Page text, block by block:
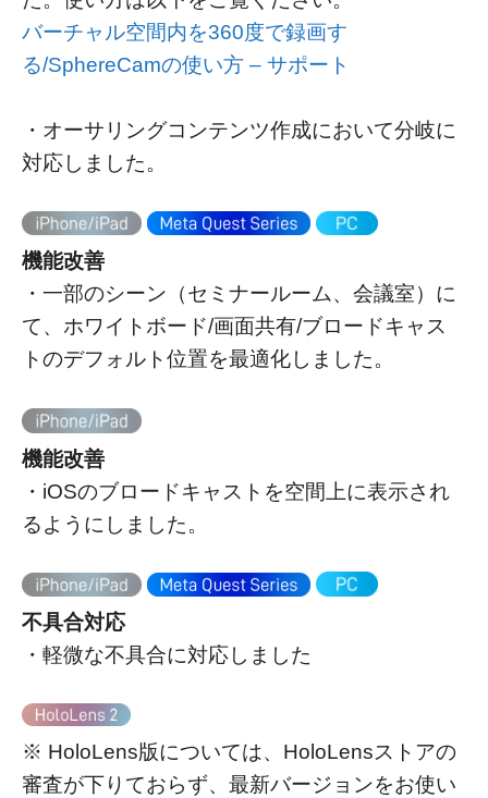
バーチャル空間内を360度で録画す
る/SphereCamの使い方 – サポート
・オーサリングコンテンツ作成において分岐に
対応しました。
機能改善
・一部のシーン（セミナールーム、会議室）に
て、ホワイトボード/画面共有/ブロードキャス
トのデフォルト位置を最適化しました。
機能改善
・iOSのブロードキャストを空間上に表示され
るようにしました。
不具合対応
・軽微な不具合に対応しました
※ HoloLens版については、HoloLensストアの
審査が下りておらず、最新バージョンをお使い